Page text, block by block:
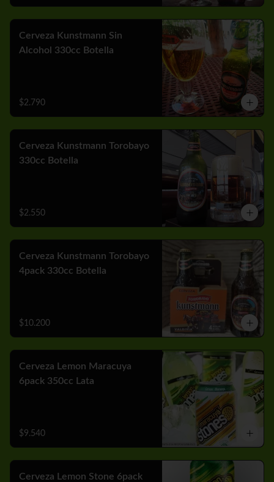
Cerveza Kunstmann Sin
Alcohol 330cc Botella
$2.790
Cerveza Kunstmann Torobayo
330cc Botella
$2.550
Cerveza Kunstmann Torobayo
4pack 330cc Botella
$10.200
Cerveza Lemon Maracuya
6pack 350cc Lata
$9.540
Cerveza Lemon Stone 6pack